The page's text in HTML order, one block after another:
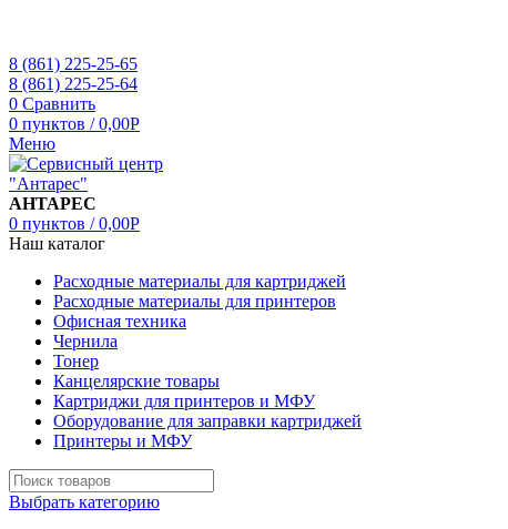
8 (861) 225-25-65
8 (861) 225-25-64
0 Сравнить
0 пунктов / 0,00Р
Меню
АНТАРЕС
0 пунктов / 0,00Р
Наш каталог
Расходные материалы для картриджей
Расходные материалы для принтеров
Офисная техника
Чернила
Тонер
Канцелярские товары
Картриджи для принтеров и МФУ
Оборудование для заправки картриджей
Принтеры и МФУ
Выбрать категорию